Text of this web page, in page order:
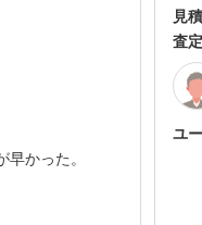
かった。
見
査
ユ